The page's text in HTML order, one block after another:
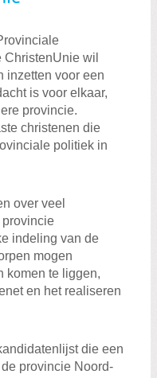
wil
inzetten voor een
is voor elkaar,
provincie.
christenen die
politiek in
over veel
provincie
indeling van de
mogen
komen te liggen,
en het realiseren
die een
provincie Noord-